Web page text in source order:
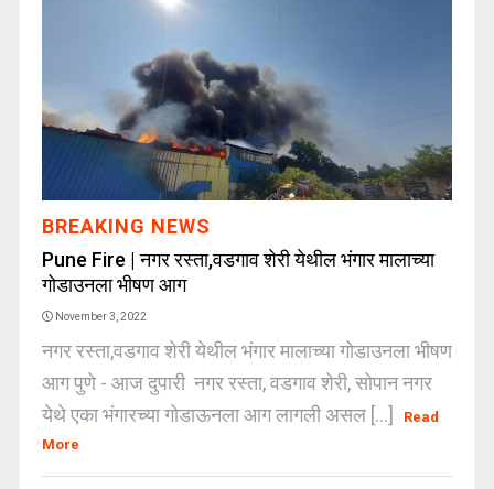
BREAKING NEWS
Pune Fire | नगर रस्ता,वडगाव शेरी येथील भंगार मालाच्या
गोडाउनला भीषण आग
November 3, 2022
नगर रस्ता,वडगाव शेरी येथील भंगार मालाच्या गोडाउनला भीषण
आग पुणे - आज दुपारी नगर रस्ता, वडगाव शेरी, सोपान नगर
येथे एका भंगारच्या गोडाऊनला आग लागली असल [...]
Read
More